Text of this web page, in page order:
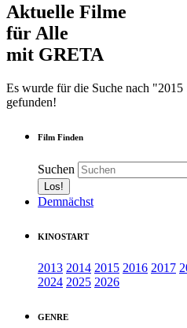
Aktuelle Filme
für Alle
mit GRETA
Es wurde für die Suche nach
gefunden!
Film Finden
Suchen
Demnächst
KINOSTART
2013 2014 2015 2016 2017
2024 2025 2026
GENRE